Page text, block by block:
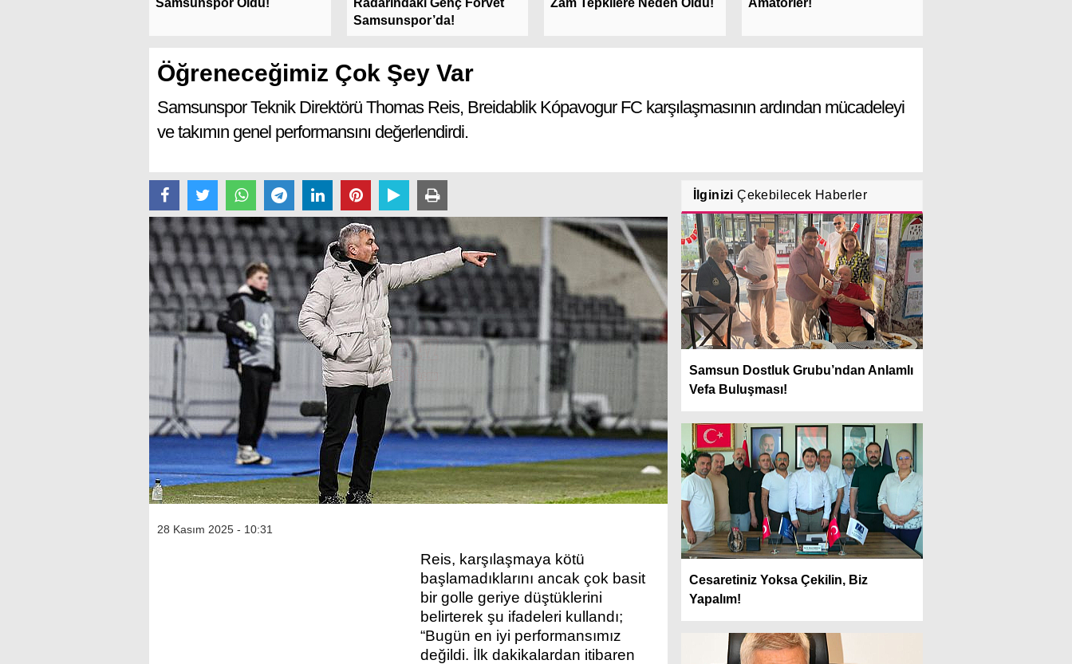
Samsunspor Oldu!
Radarındaki Genç Forvet
Samsunspor’da!
Zam Tepkilere Neden Oldu!
Amatörler!
Öğreneceğimiz Çok Şey Var
Samsunspor Teknik Direktörü Thomas Reis, Breidablik Kópavogur FC karşılaşmasının ardından mücadeleyi
ve takımın genel performansını değerlendirdi.
28 Kasım 2025 - 10:31
Reis, karşılaşmaya kötü
başlamadıklarını ancak çok basit
bir golle geriye düştüklerini
belirterek şu ifadeleri kullandı;
“Bugün en iyi performansımız
değildi. İlk dakikalardan itibaren
İlginizi Çekebilecek Haberler
Samsun Dostluk Grubu’ndan Anlamlı
Vefa Buluşması!
Cesaretiniz Yoksa Çekilin, Biz
Yapalım!